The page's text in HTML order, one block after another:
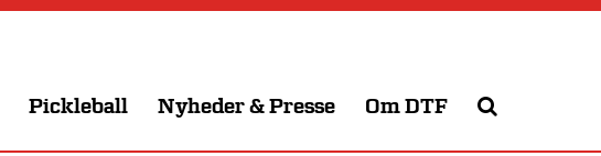
Pickleball Nyheder & Presse Om DTF